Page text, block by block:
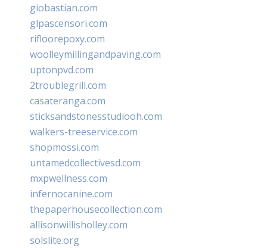
giobastian.com
glpascensori.com
rifloorepoxy.com
woolleymillingandpaving.com
uptonpvd.com
2troublegrill.com
casateranga.com
sticksandstonesstudiooh.com
walkers-treeservice.com
shopmossi.com
untamedcollectivesd.com
mxpwellness.com
infernocanine.com
thepaperhousecollection.com
allisonwillisholley.com
solslite.org